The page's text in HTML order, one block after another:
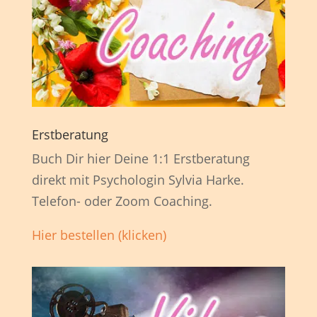
Erstberatung
Buch Dir hier Deine 1:1 Erstberatung
direkt mit Psychologin Sylvia Harke.
Telefon- oder Zoom Coaching.
Hier bestellen (klicken)